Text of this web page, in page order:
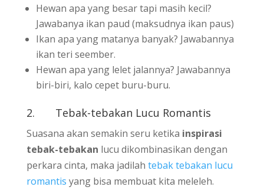
Hewan apa yang besar tapi masih kecil?
Jawabanya ikan paud (maksudnya ikan paus)
Ikan apa yang matanya banyak? Jawabannya
ikan teri seember.
Hewan apa yang lelet jalannya? Jawabannya
biri-biri, kalo cepet buru-buru.
2. Tebak-tebakan Lucu Romantis
Suasana akan semakin seru ketika inspirasi
tebak-tebakan lucu dikombinasikan dengan
perkara cinta, maka jadilah tebak tebakan lucu
romantis yang bisa membuat kita meleleh.